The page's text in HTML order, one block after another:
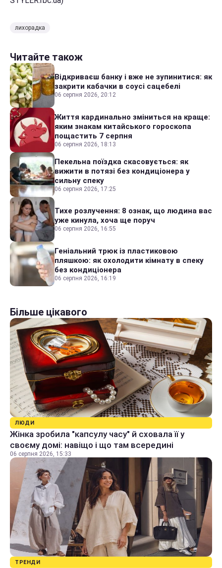
лихорадка
Читайте також
Відкриваєш банку і вже не зупинитися: як
закрити кабачки в соусі сацебелі
06 серпня 2026, 20:12
Життя кардинально зміниться на краще:
яким знакам китайського гороскопа
пощастить 7 серпня
06 серпня 2026, 18:13
Пекельна поїздка скасовується: як
вижити в потязі без кондиціонера у
сильну спеку
06 серпня 2026, 17:25
Тихе розлучення: 8 ознак, що людина вас
уже кинула, хоча ще поруч
06 серпня 2026, 16:55
Геніальний трюк із пластиковою
пляшкою: як охолодити кімнату в спеку
без кондиціонера
06 серпня 2026, 16:19
Більше цікавого
ЛЮДИ
Жінка зробила "капсулу часу" й сховала її у
своєму домі: навіщо і що там всередині
06 серпня 2026, 15:33
ТРЕНДИ